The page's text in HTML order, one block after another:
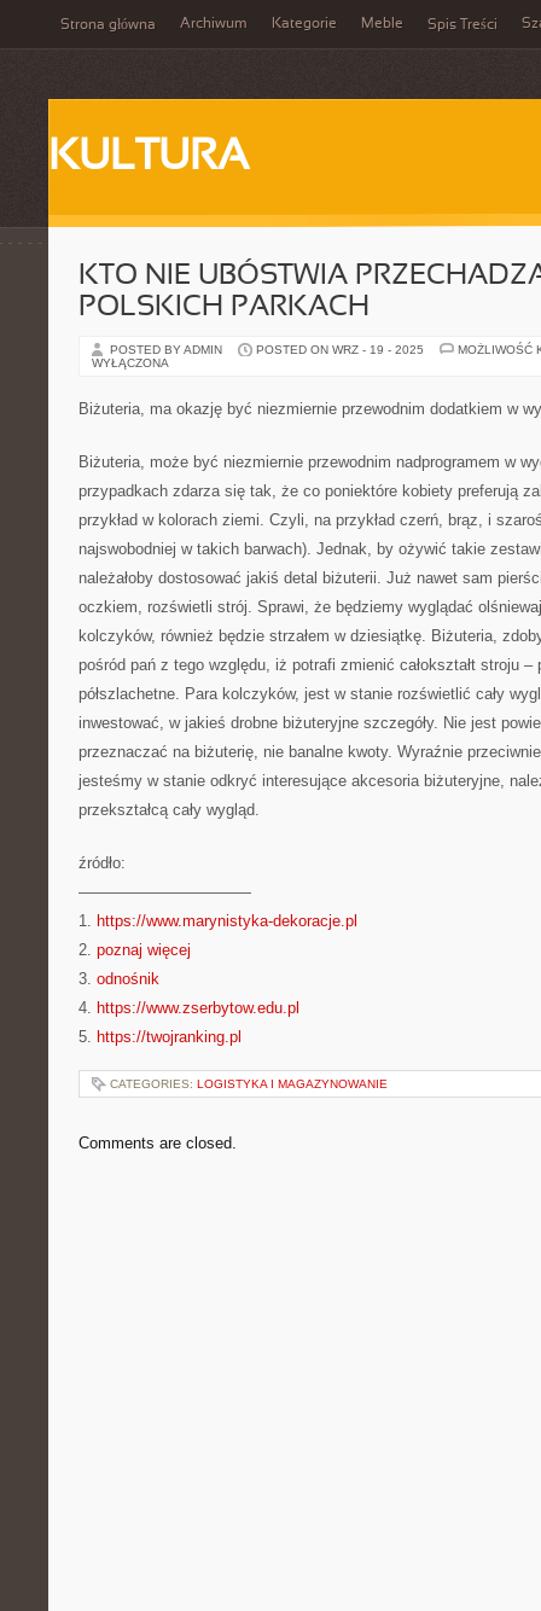
Strona główna Archiwum Kategorie Meble Spis Treści
KULTURA
KTO NIE UBÓSTWIA
POLSKICH PARKACH
POSTED BY ADMIN POSTED ON WRZ - 19 - 2025
MOŻLIWOŚĆ
WYŁĄCZONA
Biżuteria, ma okazję być niezmiernie przewodnim dodatkiem w
Biżuteria, może być niezmiernie przewodnim nadprogramem w
przypadkach zdarza się tak, że co poniektóre kobiety preferują
przykład w kolorach ziemi. Czyli, na przykład czerń, brąz, i
najswobodniej w takich barwach). Jednak, by ożywić takie
należałoby dostosować jakiś detal biżuterii. Już nawet sam
oczkiem, rozświetli strój. Sprawi, że będziemy wyglądać
kolczyków, również będzie strzałem w dziesiątkę. Biżuteria,
pośród pań z tego względu, iż potrafi zmienić całokształt stroju –
półszlachetne. Para kolczyków, jest w stanie rozświetlić cały
inwestować, w jakieś drobne biżuteryjne szczegóły. Nie jest
przeznaczać na biżuterię, nie banalne kwoty. Wyraźnie
jesteśmy w stanie odkryć interesujące akcesoria biżuteryjne,
przekształcą cały wygląd.
źródło:
———————————
1. https://www.marynistyka-dekoracje.pl
2. poznaj więcej
3. odnośnik
4. https://www.zserbytow.edu.pl
5. https://twojranking.pl
CATEGORIES: LOGISTYKA I MAGAZYNOWANIE
Comments are closed.